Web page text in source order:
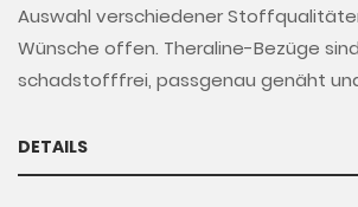
Auswahl verschiedener
Wünsche offen. Theraline-Bezüge
schadstofffrei, passgenau genäht
DETAILS